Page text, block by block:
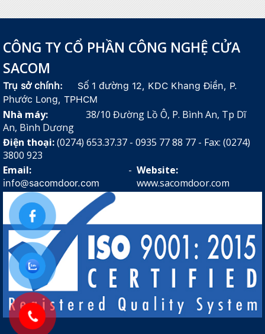
CÔNG TY CỔ PHẦN CÔNG NGHỆ CỬA
SACOM
Trụ sở chính:
Số 1 đường 12, KDC Khang Điền, P.
Phước Long, TPHCM
Nhà máy: 38/10 Đường Lồ Ô, P. Bình An, Tp Dĩ
An, Bình Dương
Điện thoại:(0274) 653.37.37 - 0935 77 88 77 - Fax: (0274)
3800 923
Email:
info@sacomdoor.com
- Website:
www.sacomdoor.com